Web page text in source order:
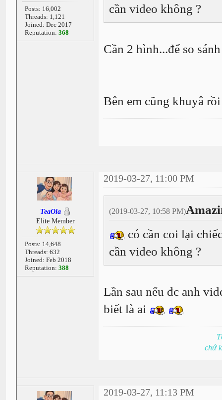
Posts: 16,002
Threads: 1,121
Joined: Dec 2017
Reputation: 368
cần video không ?
Cần 2 hình...để so
Bên em cũng khuyâ
TeaOla
Elite Member
Posts: 14,648
Threads: 632
Joined: Feb 2018
Reputation: 388
2019-03-27, 11:00 PM
(2019-03-27, 10:58 PM)
có cần coi lại
cần video không ?
Lần sau nếu đc anh
biết là ai
chứ
2019-03-27, 11:13 PM